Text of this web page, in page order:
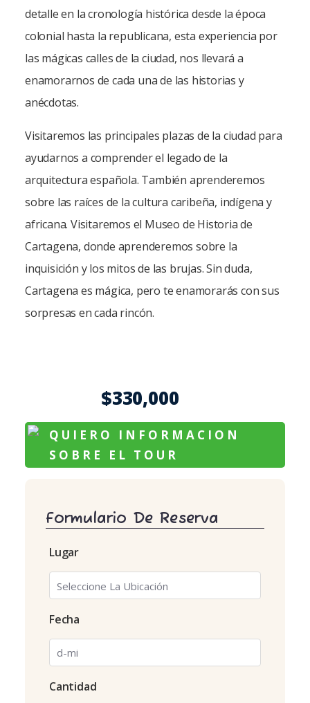
detalle en la cronología histórica desde la época
colonial hasta la republicana, esta experiencia por
las mágicas calles de la ciudad, nos llevará a
enamorarnos de cada una de las historias y
anécdotas.
Visitaremos las principales plazas de la ciudad para
ayudarnos a comprender el legado de la
arquitectura española. También aprenderemos
sobre las raíces de la cultura caribeña, indígena y
africana. Visitaremos el Museo de Historia de
Cartagena, donde aprenderemos sobre la
inquisición y los mitos de las brujas. Sin duda,
Cartagena es mágica, pero te enamorarás con sus
sorpresas en cada rincón.
$330,000
QUIERO INFORMACION
SOBRE EL TOUR
Formulario De Reserva
Lugar
Fecha
Cantidad